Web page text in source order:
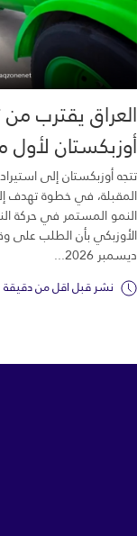
العراق يقترب
أوزبكستان لأول
تتجه أوزبكستان إلى
المقبلة، في خطوة تهدف
النمو المستمر في حركة
الأوزبكي بأن الطلب على
ديسمبر 2026...
نشر قبل اقل من دقيقة